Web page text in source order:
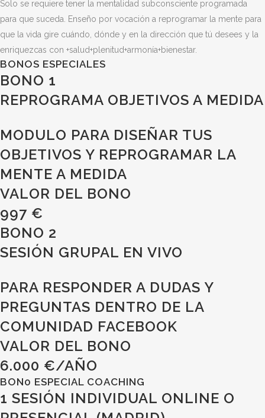
Solo se requiere tener la mentalidad subconsciente programada
para que suceda. Enseño por vocación a reprogramar la mente para
que la vida gire cuándo, dónde y en la dirección que tú desees y la
enriquezcas con +salud+plenitud+armonía+bienestar.
BONOS ESPECIALES
BONO 1
REPROGRAMA OBJETIVOS A MEDIDA
MODULO PARA DISEÑAR TUS
OBJETIVOS Y REPROGRAMAR LA
MENTE A MEDIDA
VALOR DEL BONO
997 €
BONO 2
SESIÓN GRUPAL EN VIVO
PARA RESPONDER A DUDAS Y
PREGUNTAS DENTRO DE LA
COMUNIDAD FACEBOOK
VALOR DEL BONO
6.000 €/AÑO
BON0 ESPECIAL COACHING
1 SESIÓN INDIVIDUAL ONLINE O